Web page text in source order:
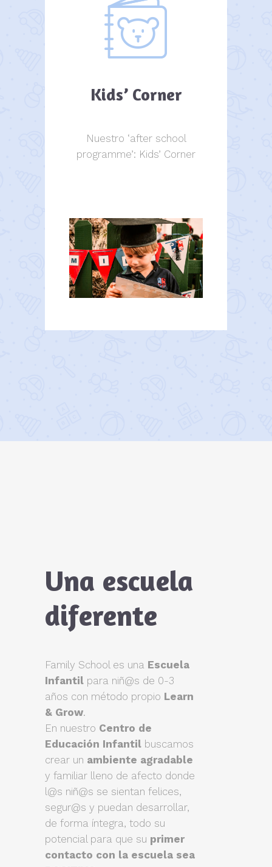
Kids’ Corner
Nuestro ‘after school
programme’: Kids’ Corner
Una escuela
diferente
Family School es una Escuela
Infantil para niñ@s de 0-3
años con método propio Learn
& Grow.
En nuestro Centro de
Educación Infantil buscamos
crear un ambiente agradable
y familiar lleno de afecto donde
l@s niñ@s se sientan felices,
segur@s y puedan desarrollar,
de forma íntegra, todo su
potencial para que su primer
contacto con la escuela sea